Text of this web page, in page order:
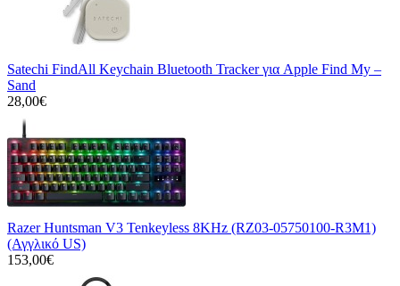
Satechi FindAll Keychain Bluetooth Tracker για Apple Find My –
Sand
28,00€
Razer Huntsman V3 Tenkeyless 8KHz (RZ03-05750100-R3M1)
(Αγγλικό US)
153,00€